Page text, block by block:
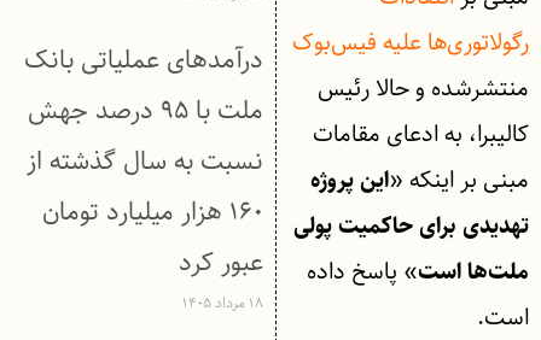
رگولاتوری‌ها علیه فیس‌بوک
منتشرشده و حالا رئیس
کالیبرا، به ادعای مقامات
مبنی بر اینکه «این پروژه
تهدیدی برای حاکمیت پولی
ملت‌ها است» پاسخ داده
است.
درآمدهای عملیاتی بانک
ملت با ۹۵ درصد جهش
نسبت به سال گذشته از
۱۶۰ هزار میلیارد تومان
عبور كرد
۱۸ مرداد ۱۴۰۵